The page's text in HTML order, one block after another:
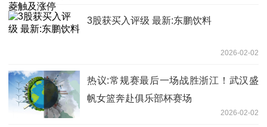
3股获买入评级 最新:东鹏饮料
2026-02-02
热议:常规赛最后一场战胜浙江！武汉盛
帆女篮奔赴俱乐部杯赛场
2026-02-02